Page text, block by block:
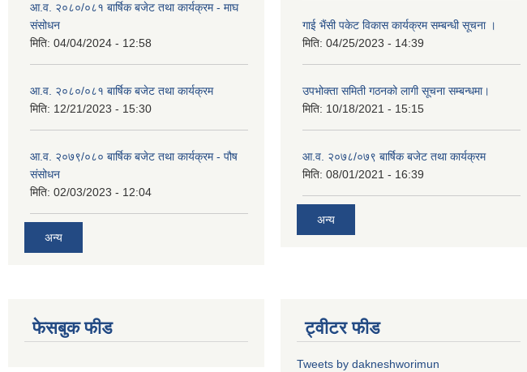
आ.व. २०८०/०८१ बार्षिक बजेट तथा कार्यक्रम - माघ
संसोधन
मिति: 04/04/2024 - 12:58
आ.व. २०८०/०८१ बार्षिक बजेट तथा कार्यक्रम
मिति: 12/21/2023 - 15:30
आ.व. २०७९/०८० बार्षिक बजेट तथा कार्यक्रम - पौष
संसोधन
मिति: 02/03/2023 - 12:04
अन्य
गाई भैंसी पकेट विकास कार्यक्रम सम्बन्धी सूचना ।
मिति: 04/25/2023 - 14:39
उपभोक्ता समिती गठनको लागी सूचना सम्बन्धमा।
मिति: 10/18/2021 - 15:15
आ.व. २०७८/०७९ बार्षिक बजेट तथा कार्यक्रम
मिति: 08/01/2021 - 16:39
अन्य
फेसबुक फीड ट्वीटर फीड
Tweets by dakneshworimun